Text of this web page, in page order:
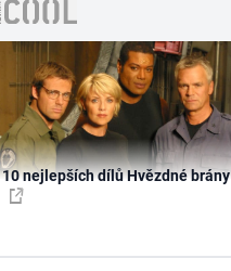
10 nejlepších dílů Hvězdné brány